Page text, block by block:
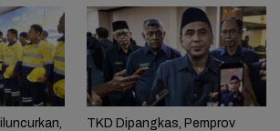
TKD Dipangkas, Pemprov